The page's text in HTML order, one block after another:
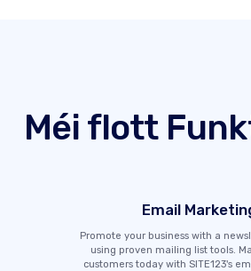
Méi flott
Email
Promote your business with a
using proven mailing list tools.
customers today with SITE123's